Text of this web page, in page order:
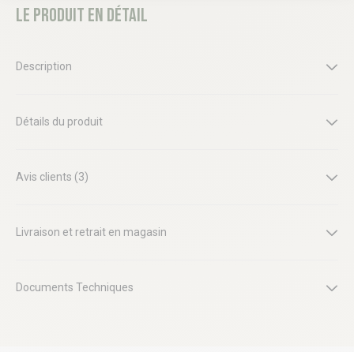
Le produit en détail
Description
Détails du produit
Avis clients (3)
Livraison et retrait en magasin
Documents Techniques